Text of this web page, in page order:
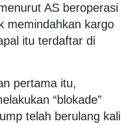
AS beroperasi
memindahkan kargo
itu terdaftar di
pertama itu,
“blokade”
telah berulang kali